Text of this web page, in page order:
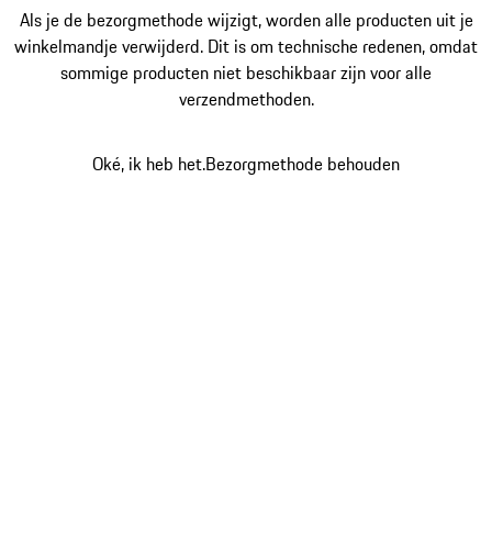
Als je de bezorgmethode wijzigt, worden alle producten uit je
winkelmandje verwijderd. Dit is om technische redenen, omdat
sommige producten niet beschikbaar zijn voor alle
verzendmethoden.
Oké, ik heb het.Bezorgmethode behouden